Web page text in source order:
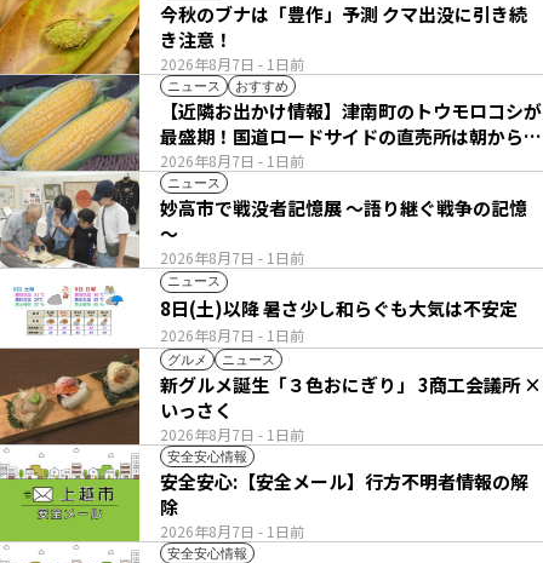
2026年8月7日 - 1日前
今秋のブナは「豊作」予測 クマ出没に引き続
き注意！
ニュース おすすめ
2026年8月7日 - 1日前
【近隣お出かけ情報】津南町のトウモロコシが
最盛期！国道ロードサイドの直売所は朝から長
い列
ニュース
2026年8月7日 - 1日前
妙高市で戦没者記憶展 ～語り継ぐ戦争の記憶
～
ニュース
2026年8月7日 - 1日前
8日(土)以降 暑さ少し和らぐも大気は不安定
グルメ ニュース
2026年8月7日 - 1日前
新グルメ誕生「３色おにぎり」 3商工会議所 ×
いっさく
安全安心情報
2026年8月7日 - 1日前
安全安心:【安全メール】行方不明者情報の解
除
安全安心情報